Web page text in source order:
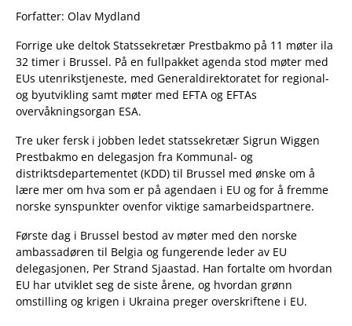
Forfatter: Olav Mydland
Forrige uke deltok Statssekretær Prestbakmo på 11 møter ila
32 timer i Brussel. På en fullpakket agenda stod møter med
EUs utenrikstjeneste, med Generaldirektoratet for regional-
og byutvikling samt møter med EFTA og EFTAs
overvåkningsorgan ESA.
Tre uker fersk i jobben ledet statssekretær Sigrun Wiggen
Prestbakmo en delegasjon fra Kommunal- og
distriktsdepartementet (KDD) til Brussel med ønske om å
lære mer om hva som er på agendaen i EU og for å fremme
norske synspunkter ovenfor viktige samarbeidspartnere.
Første dag i Brussel bestod av møter med den norske
ambassadøren til Belgia og fungerende leder av EU
delegasjonen, Per Strand Sjaastad. Han fortalte om hvordan
EU har utviklet seg de siste årene, og hvordan grønn
omstilling og krigen i Ukraina preger overskriftene i EU.